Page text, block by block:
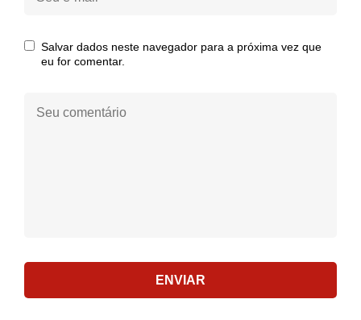
Salvar dados neste navegador para a próxima vez que
eu for comentar.
comentário:
ENVIAR